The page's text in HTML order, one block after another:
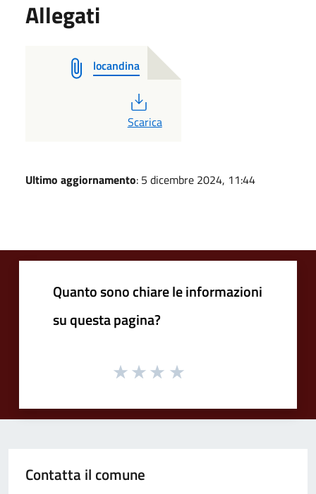
Allegati
locandina
PDF
Scarica
Ultimo aggiornamento: 5 dicembre 2024, 11:44
Quanto sono chiare le informazioni
su questa pagina?
Contatta il comune